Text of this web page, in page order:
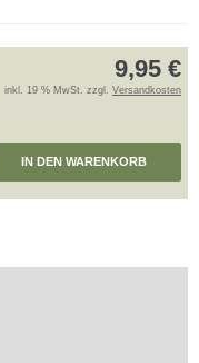
9,95 €
inkl. 19 % MwSt. zzgl. Versandkosten
IN DEN WARENKORB